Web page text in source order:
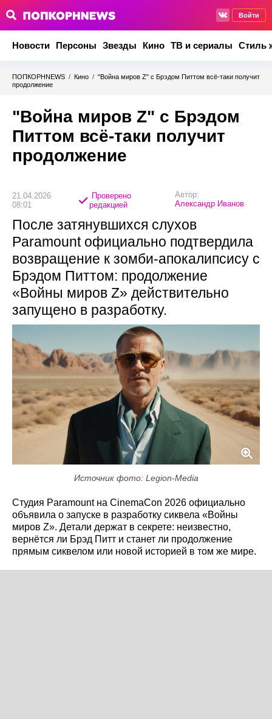
Войти
Новости Персоны Звезды Кино ТВ и сериалы Стиль
ПОПКОРНNEWS / Кино / "Война миров Z" с Брэдом Питтом всё‑таки получит
продолжение
"Война миров Z" с Брэдом
Питтом всё‑таки получит
продолжение
21.04.2026
08:01
Проверено
редакцией
Автор:
Александр Иванов
После затянувшихся слухов
Paramount официально подтвердила
возвращение к зомби-апокалипсису с
Брэдом Питтом: продолжение
«Войны миров Z» действительно
запущено в разработку.
Источник фото: Legion-Media
Студия Paramount на CinemaCon 2026 официально
объявила о запуске в разработку сиквела «Войны
миров Z». Детали держат в секрете: неизвестно,
вернётся ли Брэд Питт и станет ли продолжение
прямым сиквелом или новой историей в том же мире.